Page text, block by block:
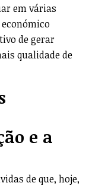
em várias
de gerar
qualidade de
e a
de que, hoje,